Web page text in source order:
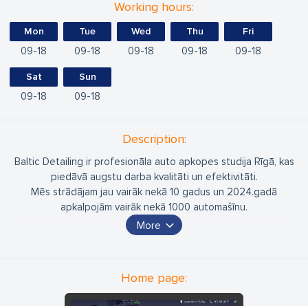
Working hours:
Mon
09 18
Tue
09 18
Wed
09 18
Thu
09 18
Fri
09 18
Sat
09 18
Sun
09 18
Description:
Baltic Detailing ir profesionāla auto apkopes studija Rīgā, kas
piedāvā augstu darba kvalitāti un efektivitāti.
Mēs strādājam jau vairāk nekā 10 gadus un 2024.gadā
apkalpojām vairāk nekā 1000 automašīnu.
Mēs piedāvājam auto detailing pakalpojumu, tajā skaitā:
– Virsbūves pulēšana
– Salona ķīmiska tīrīšana
More
Home page: